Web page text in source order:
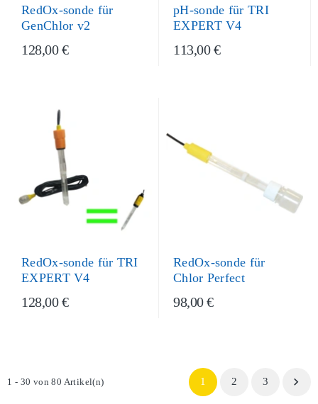
RedOx-sonde für
GenChlor v2
128,00 €
pH-sonde für TRI
EXPERT V4
113,00 €
RedOx-sonde für TRI
EXPERT V4
128,00 €
RedOx-sonde für
Chlor Perfect
98,00 €
1 - 30 von 80 Artikel(n) 1 2 3 